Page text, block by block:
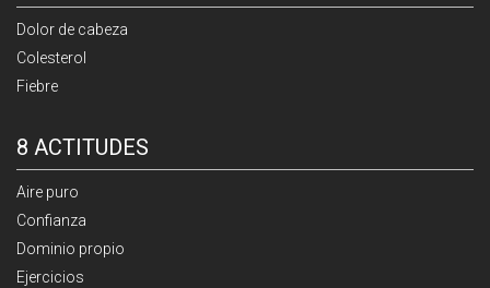
Dolor de cabeza
Colesterol
Fiebre
8 ACTITUDES
Aire puro
Confianza
Dominio propio
Ejercicios